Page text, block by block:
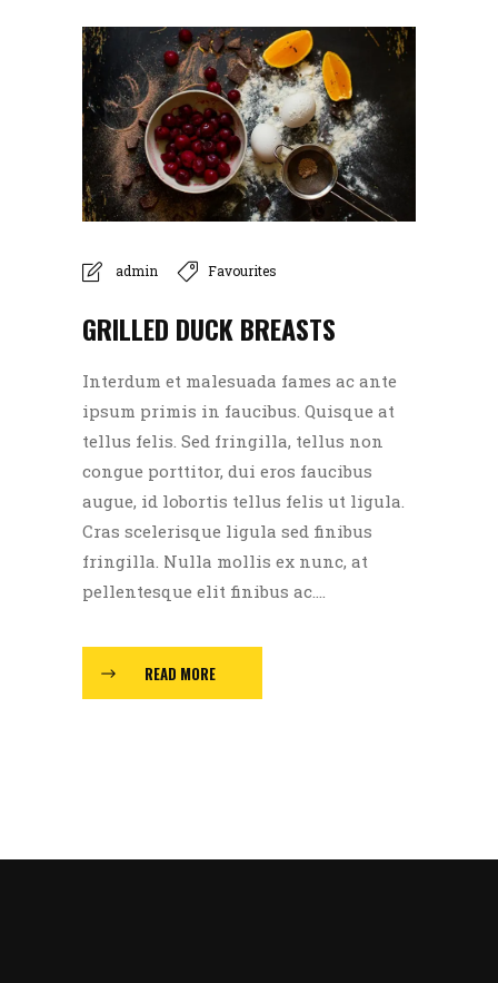
admin Favourites
GRILLED DUCK BREASTS
Interdum et malesuada fames ac ante
ipsum primis in faucibus. Quisque at
tellus felis. Sed fringilla, tellus non
congue porttitor, dui eros faucibus
augue, id lobortis tellus felis ut ligula.
Cras scelerisque ligula sed finibus
fringilla. Nulla mollis ex nunc, at
pellentesque elit finibus ac....
READ MORE